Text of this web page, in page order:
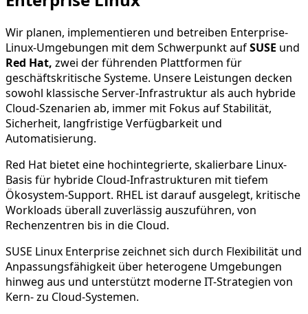
Wir planen, implementieren und betreiben Enterprise-
Linux-Umgebungen mit dem Schwerpunkt aufSUSE und
Red Hat, zwei der führenden Plattformen für
geschäftskritische Systeme. Unsere Leistungen decken
sowohl klassische Server-Infrastruktur als auch hybride
Cloud-Szenarien ab, immer mit Fokus auf Stabilität,
Sicherheit, langfristige Verfügbarkeit und
Automatisierung.
Red Hat bietet eine hochintegrierte, skalierbare Linux-
Basis für hybride Cloud-Infrastrukturen mit tiefem
Ökosystem-Support. RHEL ist darauf ausgelegt, kritische
Workloads überall zuverlässig auszuführen, von
Rechenzentren bis in die Cloud.
SUSE Linux Enterprise zeichnet sich durch Flexibilität und
Anpassungsfähigkeit über heterogene Umgebungen
hinweg aus und unterstützt moderne IT-Strategien von
Kern- zu Cloud-Systemen.